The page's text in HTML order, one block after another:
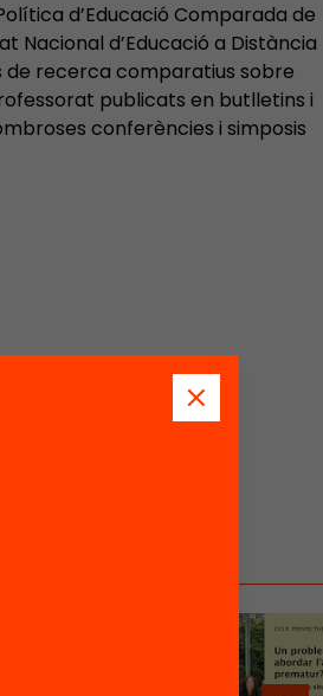
d’Educació Comparada de
Nacional d’Educació a Distància
de recerca comparatius sobre
publicats en butlletins i
conferències i simposis